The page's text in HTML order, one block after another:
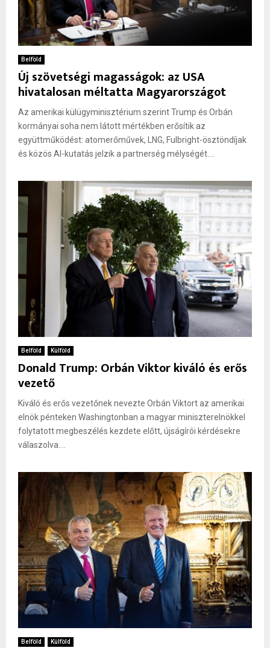
Belföld
Új szövetségi magasságok: az USA
hivatalosan méltatta Magyarországot
Az amerikai külügyminisztérium szerint Trump és Orbán
kormányai soha nem látott mértékben erősítik az
együttműködést: atomerőművek, LNG, Fulbright-ösztöndíjak
és közös AI-kutatás jelzik a partnerség mélységét....
Belföld Külföld
Donald Trump: Orbán Viktor kiváló és erős
vezető
Kiváló és erős vezetőnek nevezte Orbán Viktort az amerikai
elnök pénteken Washingtonban a magyar miniszterelnökkel
folytatott megbeszélés kezdete előtt, újságírói kérdésekre
válaszolva....
Belföld Külföld